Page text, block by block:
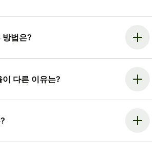
방법은?
다른 이유는?